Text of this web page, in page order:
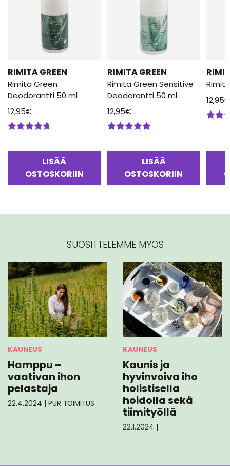
RIMITA GREEN
Rimita Green
Deodorantti 50 ml
12,95€
LISÄÄ
OSTOSKORIIN
RIMITA GREEN
Rimita Green Sensitive
Deodorantti 50 ml
12,95€
LISÄÄ
OSTOSKORIIN
12,95€
SUOSITTELEMME MYÖS
KAUNEUS
Hamppu –
vaativan ihon
pelastaja
22.4.2024 | PUR TOIMITUS
KAUNEUS
Kaunis ja
hyvinvoiva iho
holistisella
hoidolla sekä
tiimityöllä
22.1.2024 |